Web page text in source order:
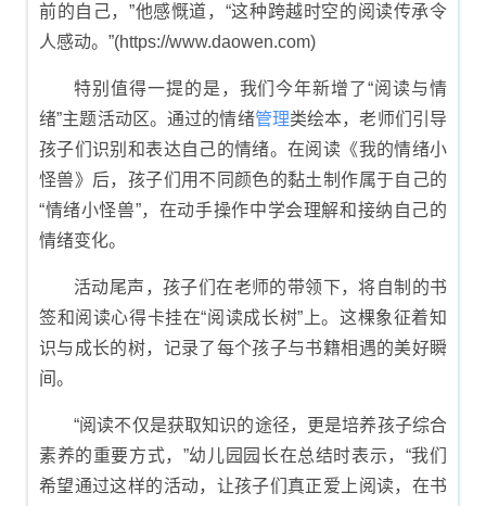
前的自己，”他感慨道，“这种跨越时空的阅读传承令
人感动。”(https://www.daowen.com)
特别值得一提的是，我们今年新增了“阅读与情
绪”主题活动区。通过的情绪管理类绘本，老师们引导
孩子们识别和表达自己的情绪。在阅读《我的情绪小
怪兽》后，孩子们用不同颜色的黏土制作属于自己的
“情绪小怪兽”，在动手操作中学会理解和接纳自己的
情绪变化。
活动尾声，孩子们在老师的带领下，将自制的书
签和阅读心得卡挂在“阅读成长树”上。这棵象征着知
识与成长的树，记录了每个孩子与书籍相遇的美好瞬
间。
“阅读不仅是获取知识的途径，更是培养孩子综合
素养的重要方式，”幼儿园园长在总结时表示，“我们
希望通过这样的活动，让孩子们真正爱上阅读，在书